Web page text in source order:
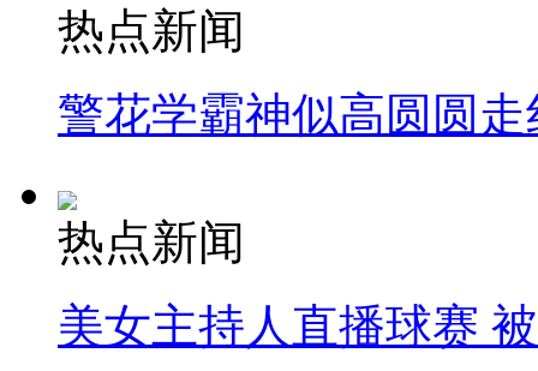
热点新闻
警花学霸神似高圆圆走
热点新闻
美女主持人直播球赛